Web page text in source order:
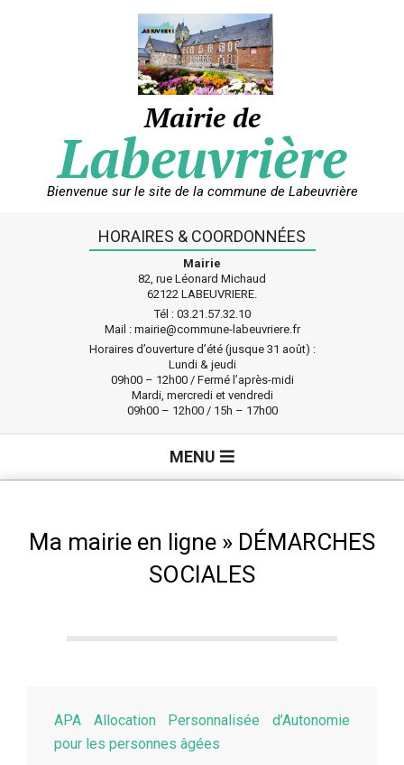
Mairie de
Labeuvrière
Bienvenue sur le site de la commune de Labeuvrière
HORAIRES & COORDONNÉES
Mairie
82, rue Léonard Michaud
62122 LABEUVRIERE.
Tél : 03.21.57.32.10
Mail : mairie@commune-labeuvriere.fr
Horaires d’ouverture d’été (jusque 31 août) :
Lundi & jeudi
09h00 – 12h00 / Fermé l’après-midi
Mardi, mercredi et vendredi
09h00 – 12h00 / 15h – 17h00
MENU
Ma mairie en ligne » DÉMARCHES
SOCIALES
APA Allocation Personnalisée d’Autonomie
pour les personnes âgées